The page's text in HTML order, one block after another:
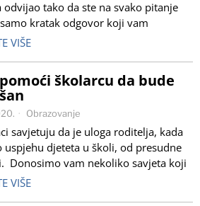
odvijao tako da ste na svako pitanje
kratak odgovor koji vam
VIŠE
školarcu da bude
Obrazovanje
savjetuju da je uloga roditelja, kada
uspjehu djeteta u školi, od presudne
Donosimo vam nekoliko savjeta koji
VIŠE